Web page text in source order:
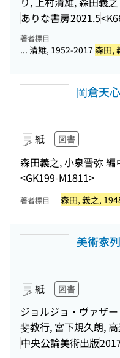
ありな書房2021.5
著者標目
... 清雄, 1952-2017 森田,
岡倉天
紙 図書
森田義之, 小泉晋弥 編
<GK199-M1811>
著者標目 森田, 義之,
美術家
紙 図書
ジョルジョ・ヴァザ
斐教行, 宮下規久朗,
中央公論美術出版